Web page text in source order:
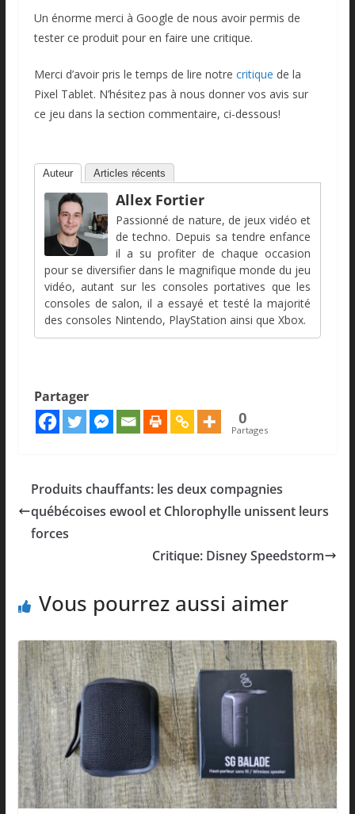
Un énorme merci à Google de nous avoir permis de
tester ce produit pour en faire une critique.
Merci d’avoir pris le temps de lire notre critique de la
Pixel Tablet. N’hésitez pas à nous donner vos avis sur
ce jeu dans la section commentaire, ci-dessous!
Auteur Articles récents
Allex Fortier
Passionné de nature, de jeux vidéo et
de techno. Depuis sa tendre enfance
il a su profiter de chaque occasion
pour se diversifier dans le magnifique monde du jeu
vidéo, autant sur les consoles portatives que les
consoles de salon, il a essayé et testé la majorité
des consoles Nintendo, PlayStation ainsi que Xbox.
Partager
0
Partages
Produits chauffants: les deux compagnies
québécoises ewool et Chlorophylle unissent leurs
forces
Critique: Disney Speedstorm
Vous pourrez aussi aimer